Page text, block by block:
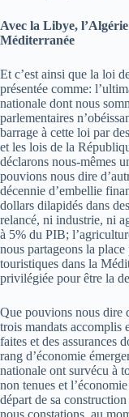
Avec la Libye,
Méditerranée
Et c’est ainsi que la loi
présentée comme:
nationale dont nous
parlementaires
barrage à cette loi par
et les lois de la
déclarons nous­-mêmes
pouvions nous dire
décennie d’embellie
dollars dilapidés dans
relancé, ni industrie, ni
à 5% du PIB;
nous partageons la
touristiques dans la
privilégiée pour être la
Que pouvions nous dire
trois mandats accomplis
faites et des assurances
rang d’économie
nationale ont survécu à
non tenues et
départ de sa